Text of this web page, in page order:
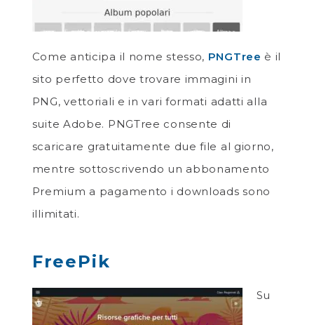
Come anticipa il nome stesso, PNGTree è il
sito perfetto dove trovare immagini in
PNG, vettoriali e in vari formati adatti alla
suite Adobe. PNGTree consente di
scaricare gratuitamente due file al giorno,
mentre sottoscrivendo un abbonamento
Premium a pagamento i downloads sono
illimitati.
FreePik
Su